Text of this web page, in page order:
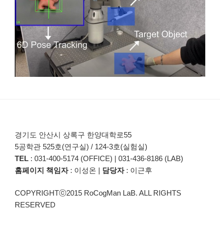
경기도 안산시 상록구 한양대학로55
5공학관 525호(연구실) / 124-3호(실험실)
TEL : 031-400-5174 (OFFICE) | 031-436-8186 (LAB)
홈페이지 책임자: 이성온 | 담당자: 이근후
COPYRIGHTⓒ2015 RoCogMan LaB. ALL RIGHTS
RESERVED